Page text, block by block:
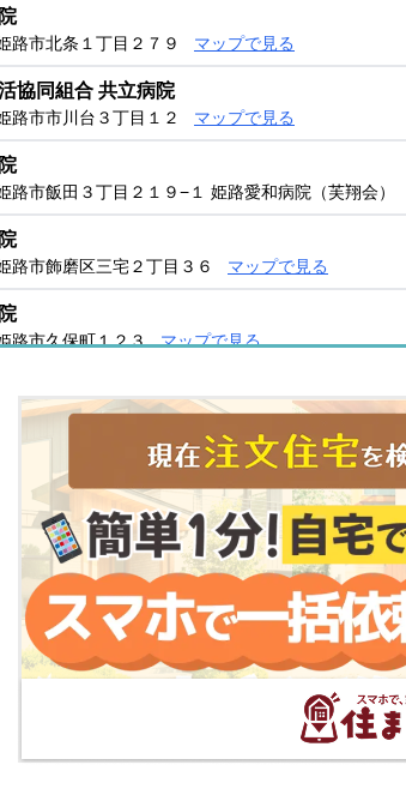
路市北条１丁目２７９ マップで見る
協同組合 共立病院
路市市川台３丁目１２ マップで見る
路市飯田３丁目２１９−１ 姫路愛和病院（芙翔会）
路市飾磨区三宅２丁目３６ マップで見る
路市久保町１２３ マップで見る
路市城東町京口台１ マップで見る
路市飯田３丁目９７ マップで見る
路市本町２３１ マップで見る
路市十二所前町７２ 空地医院 マップで見る